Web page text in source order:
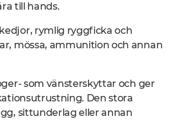
till hands.
rymlig ryggficka och
mössa, ammunition och annan
som vänsterskyttar och ger
Den stora
sittunderlag eller annan